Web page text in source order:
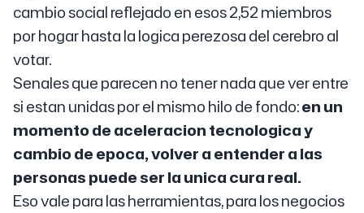
cambio social reflejado en esos 2,52 miembros
por hogar hasta la logica perezosa del cerebro al
votar.
Senales que parecen no tener nada que ver entre
si estan unidas por el mismo hilo de fondo:en un
momento de aceleracion tecnologica y
cambio de epoca, volver a entender a las
personas puede ser la unica cura real.
Eso vale para las herramientas, para los negocios